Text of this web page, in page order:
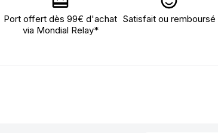
Port offert dès 99€ d'achat
via Mondial Relay*
Satisfait ou remboursé